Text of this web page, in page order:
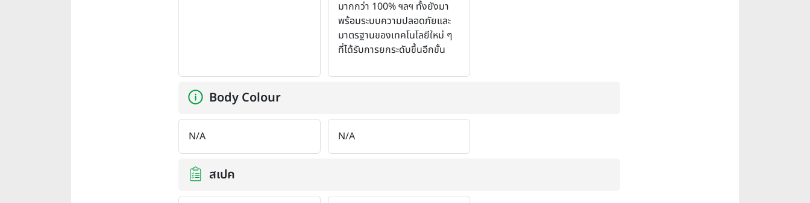
มากกว่า 100% ฯลฯ ทั้งยังมา
พร้อมระบบความปลอดภัยและ
มาตรฐานของเทคโนโลยีใหม่ ๆ
ที่ได้รับการยกระดับขึ้นอีกขั้น
Body Colour
N/A N/A
สเปค